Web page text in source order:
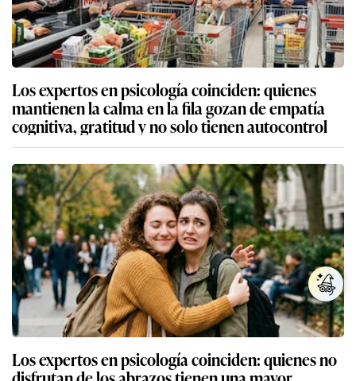
Los expertos en psicología coinciden: quienes
mantienen la calma en la fila gozan de empatía
cognitiva, gratitud y no solo tienen autocontrol
Los expertos en psicología coinciden: quienes no